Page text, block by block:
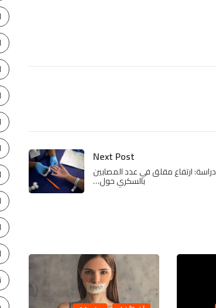
Next Post
دراسة: ارتفاع مقلق في عدد المصابين
بالسكري حول…